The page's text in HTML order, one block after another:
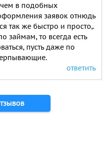
в подобных
заявок отнюдь
так же быстро и просто,.
займам, то всегда есть
пусть даже по
ответить